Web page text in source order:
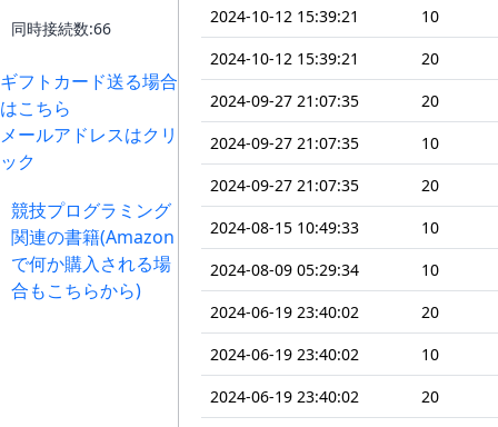
同時接続数:66
ギフトカード送る場合
はこちら
メールアドレスはクリ
ック
競技プログラミング
関連の書籍(Amazon
で何か購入される場
合もこちらから)
2024-10-12 15:39:21
10
2024-10-12 15:39:21
20
2024-09-27 21:07:35
20
2024-09-27 21:07:35
10
2024-09-27 21:07:35
20
2024-08-15 10:49:33
10
2024-08-09 05:29:34
10
2024-06-19 23:40:02
20
2024-06-19 23:40:02
10
2024-06-19 23:40:02
20